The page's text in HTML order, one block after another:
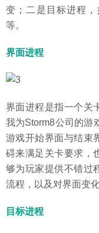
变；二是目标进程
等。
界面进程
界面进程是指一个关
我为Storm8公司的游
游戏开始界面与结束
碍来满足关卡要求，
够为玩家提供不错过
流程，以及对界面变
目标进程